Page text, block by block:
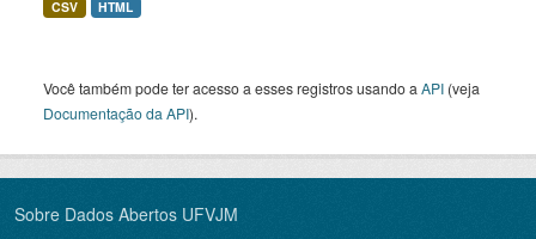
CSV HTML
Você também pode ter acesso a esses registros usando a API (veja
Documentação da API).
Sobre Dados Abertos UFVJM